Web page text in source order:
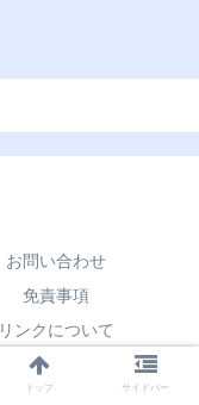
お問い合わせ
免責事項
リンクについて
トップ サイドバー